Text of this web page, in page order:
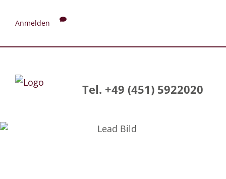
Anmelden
Tel. +49 (451) 5922020